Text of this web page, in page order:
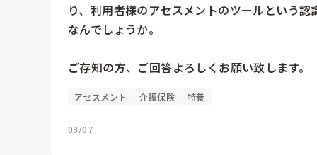
り、利用者様のアセスメントのツールという
なんでしょうか。
ご存知の方、ご回答よろしくお願い致します。
アセスメント 介護保険 特養
03/07